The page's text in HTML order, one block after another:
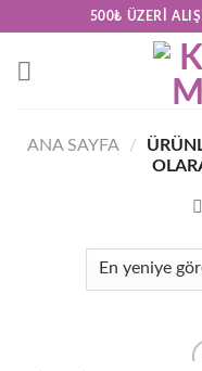
content
500₺ ÜZERI
ANA SAYFA /